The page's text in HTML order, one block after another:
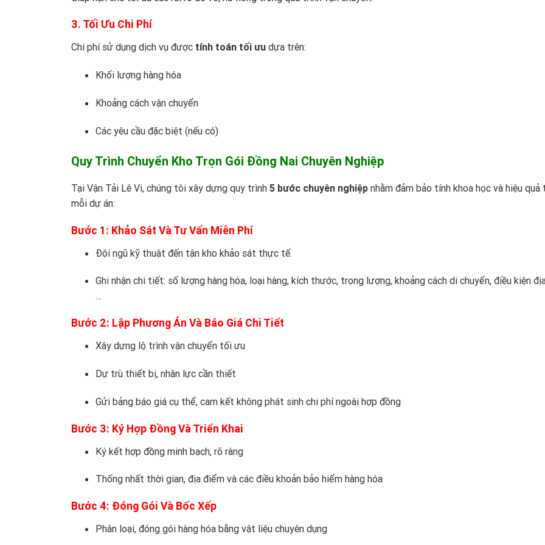
3. Tối Ưu Chi Phí
Chi phí sử dụng dịch vụ được tính toán tối ưu dựa trên:
Khối lượng hàng hóa
Khoảng cách vận chuyển
Các yêu cầu đặc biệt (nếu có)
Quy Trình Chuyển Kho Trọn Gói Đồng Nai Chuyên Nghiệp
Tại Vận Tải Lê Vi, chúng tôi xây dựng quy trình 5 bước chuyên nghiệp nhằm đảm bảo tính khoa học và hiệu quả
mỗi dự án:
Bước 1: Khảo Sát Và Tư Vấn Miễn Phí
Đội ngũ kỹ thuật đến tận kho khảo sát thực tế.
Ghi nhận chi tiết: số lượng hàng hóa, loại hàng, kích thước, trọng lượng, khoảng cách di chuyển, điều kiện
…
Bước 2: Lập Phương Án Và Báo Giá Chi Tiết
Xây dựng lộ trình vận chuyển tối ưu
Dự trù thiết bị, nhân lực cần thiết
Gửi bảng báo giá cụ thể, cam kết không phát sinh chi phí ngoài hợp đồng
Bước 3: Ký Hợp Đồng Và Triển Khai
Ký kết hợp đồng minh bạch, rõ ràng
Thống nhất thời gian, địa điểm và các điều khoản bảo hiểm hàng hóa
Bước 4: Đóng Gói Và Bốc Xếp
Phân loại, đóng gói hàng hóa bằng vật liệu chuyên dụng